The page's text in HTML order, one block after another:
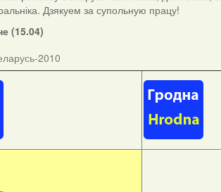
Дзякуем за супольную працу!
(15.04)
2010